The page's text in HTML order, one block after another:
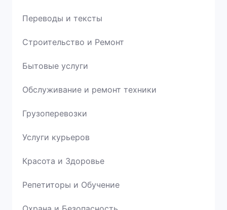
Переводы и тексты
Строительство и Ремонт
Бытовые услуги
Обслуживание и ремонт техники
Грузоперевозки
Услуги курьеров
Красота и Здоровье
Репетиторы и Обучение